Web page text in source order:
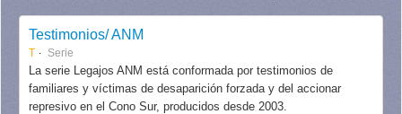
Testimonios/ ANM
T Serie
La serie Legajos ANM está conformada por testimonios de
familiares y víctimas de desaparición forzada y del accionar
represivo en el Cono Sur, producidos desde 2003.